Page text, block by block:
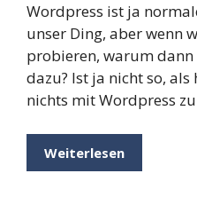
Wordpress ist ja
unser Ding, aber wenn
probieren, warum
dazu? Ist ja nicht so,
nichts mit Wordpress
Weiterlesen